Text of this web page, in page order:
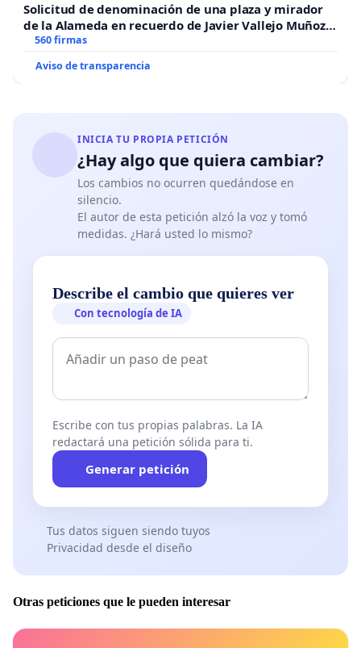
Solicitud de denominación de una plaza y mirador
de la Alameda en recuerdo de Javier Vallejo Muñoz
“Mazinger”
560 firmas
Aviso de transparencia
INICIA TU PROPIA PETICIÓN
¿Hay algo que quiera cambiar?
Los cambios no ocurren quedándose en
silencio.
El autor de esta petición alzó la voz y tomó
medidas. ¿Hará usted lo mismo?
Describe el cambio que quieres ver
Con tecnología de IA
Escribe con tus propias palabras. La IA
redactará una petición sólida para ti.
Generar petición
Tus datos siguen siendo tuyos
Privacidad desde el diseño
Otras peticiones que le pueden interesar